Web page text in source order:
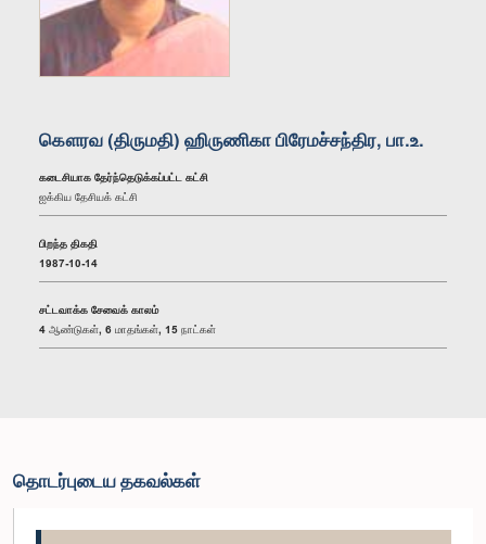
கௌரவ (திருமதி) ஹிருணிகா பிரேமச்சந்திர, பா.உ.
கடைசியாக தேர்ந்தெடுக்கப்பட்ட கட்சி
ஐக்கிய தேசியக் கட்சி
பிறந்த திகதி
1987-10-14
சட்டவாக்க சேவைக் காலம்
4 ஆண்டுகள், 6 மாதங்கள், 15 நாட்கள்
தொடர்புடைய தகவல்கள்